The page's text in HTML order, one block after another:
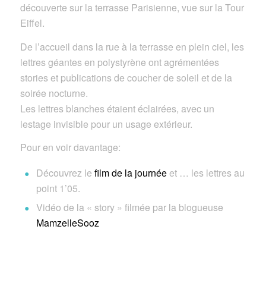
découverte sur la terrasse Parisienne, vue sur la Tour
Eiffel.
De l’accueil dans la rue à la terrasse en plein ciel, les
lettres géantes en polystyrène ont agrémentées
stories et publications de coucher de soleil et de la
soirée nocturne.
Les lettres blanches étaient éclairées, avec un
lestage invisible pour un usage extérieur.
Pour en voir davantage:
Découvrez le film de la journéeet … les lettres au
point 1’05.
Vidéo de la « story » filmée par la blogueuse
MamzelleSooz